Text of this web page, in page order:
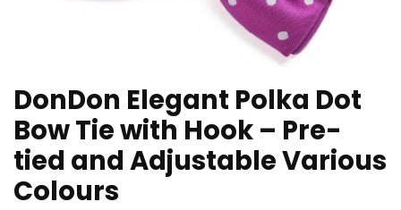
DonDon Elegant Polka Dot
Bow Tie with Hook – Pre-
tied and Adjustable Various
Colours